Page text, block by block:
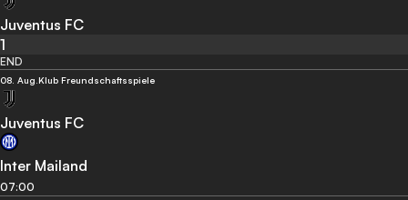
Juventus FC
1
END
08. Aug. Klub Freundschaftsspiele
Juventus FC
Inter Mailand
07:00